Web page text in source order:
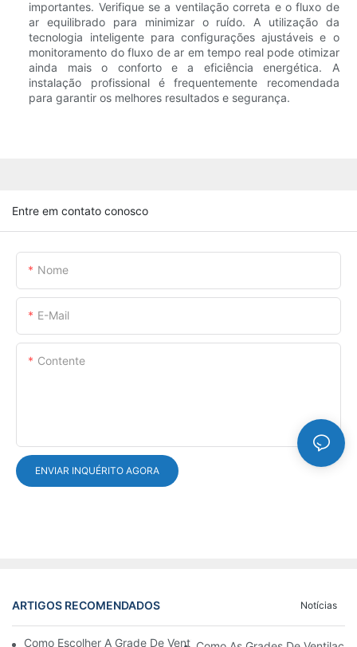
importantes. Verifique se a ventilação correta e o fluxo de
ar equilibrado para minimizar o ruído. A utilização da
tecnologia inteligente para configurações ajustáveis ​​e o
monitoramento do fluxo de ar em tempo real pode otimizar
ainda mais o conforto e a eficiência energética. A
instalação profissional é frequentemente recomendada
para garantir os melhores resultados e segurança.
Entre em contato conosco
Nome
E-Mail
Contente
ENVIAR INQUÉRITO AGORA
ARTIGOS RECOMENDADOS Notícias
Como Escolher A Grade De Ventilação Da Porta De Alumínio